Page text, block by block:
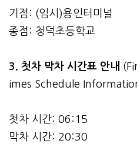
기점: (임시)용인터미널
종점: 청덕초등학교
3. 첫차 막차 시간표 안내
imes Schedule
첫차 시간: 06:15
막차 시간: 20:30